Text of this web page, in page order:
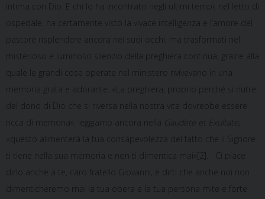
intima con Dio. E chi lo ha incontrato negli ultimi tempi, nel letto di
ospedale, ha certamente visto la vivace intelligenza e l’amore del
pastore risplendere ancora nei suoi occhi, ma trasformati nel
misterioso e luminoso silenzio della preghiera continua, grazie alla
quale le grandi cose operate nel ministero rivivevano in una
memoria grata e adorante. «La preghiera, proprio perché si nutre
del dono di Dio che si riversa nella nostra vita dovrebbe essere
ricca di memoria», leggiamo ancora nella
Gaudete et Exultate
«questo alimenterà la tua consapevolezza del fatto che il Signore
ti tiene nella sua memoria e non ti dimentica mai»[2]. Ci piace
dirlo anche a te, caro fratello Giovanni, e dirti che anche noi non
dimenticheremo mai la tua opera e la tua persona mite e forte,